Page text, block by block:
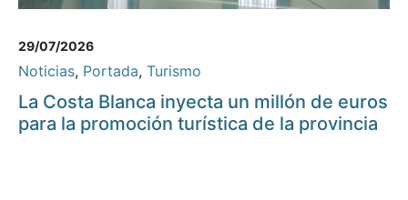
29/07/2026
Noticias, Portada, Turismo
La Costa Blanca inyecta un millón de euros
para la promoción turística de la provincia